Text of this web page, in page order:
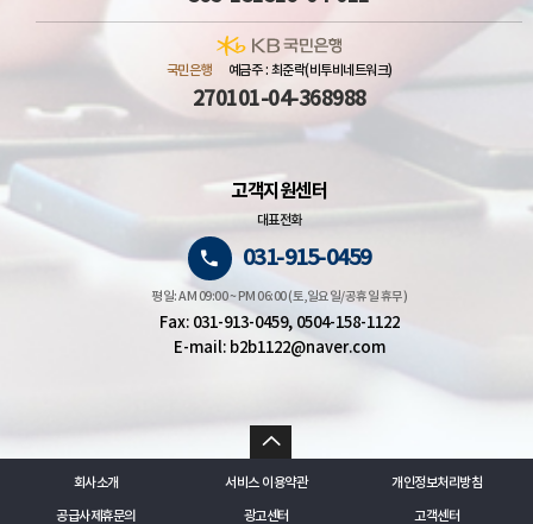
국민은행 예금주 : 최준락(비투비네트워크)
270101-04-368988
고객지원센터
대표전화
031-915-0459
평일: AM 09:00 ~ PM 06:00 (토,일요일/공휴일 휴무)
Fax: 031-913-0459, 0504-158-1122
E-mail: b2b1122@naver.com
회사소개 서비스 이용약관 개인정보처리방침
공급사제휴문의 광고센터 고객센터